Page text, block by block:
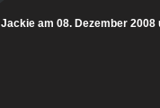
Jackie am 08. Dezember 2008